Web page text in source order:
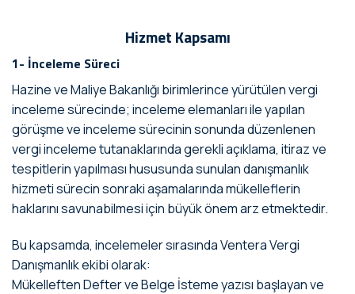
Hizmet Kapsamı
1- İnceleme Süreci
Hazine ve Maliye Bakanlığı birimlerince yürütülen vergi
inceleme sürecinde; inceleme elemanları ile yapılan
görüşme ve inceleme sürecinin sonunda düzenlenen
vergi inceleme tutanaklarında gerekli açıklama, itiraz ve
tespitlerin yapılması hususunda sunulan danışmanlık
hizmeti sürecin sonraki aşamalarında mükelleflerin
haklarını savunabilmesi için büyük önem arz etmektedir.
Bu kapsamda, incelemeler sırasında Ventera Vergi
Danışmanlık ekibi olarak:
Mükelleften Defter ve Belge İsteme yazısı başlayan ve